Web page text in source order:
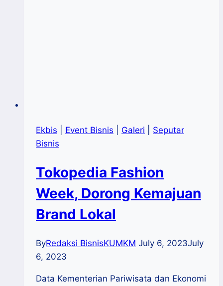
Ekbis Event Bisnis Galeri
Seputar
Bisnis
Tokopedia Fashion
Week, Dorong Kemajuan
Brand Lokal
ByRedaksi BisnisKUMKM July 6, 2023July
6, 2023
Data Kementerian Pariwisata dan Ekonomi